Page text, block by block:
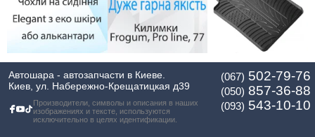
Автошара - автозапчасти в Киеве.
Киев, ул. Набережно-Крещатицкая д39
Производители, символы и описания в наших
изображениях и тексте, используются
исключительно в целях идентификации.
(067) 502-79-76
(050) 857-36-88
(093) 543-10-10